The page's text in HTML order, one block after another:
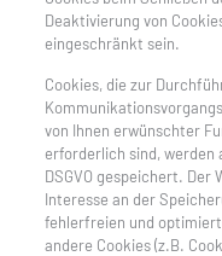
Deaktivierung von
eingeschränkt sein.
Cookies, die zur
von Ihnen erwünschter
erforderlich sind, werden
DSGVO gespeichert.
Interesse an der
fehlerfreien und
andere Cookies (z.B.